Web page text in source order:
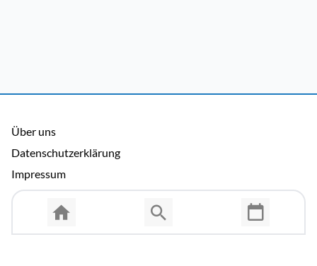
Über uns
Datenschutzerklärung
Impressum
Allgemeine Nutzungsbedingungen